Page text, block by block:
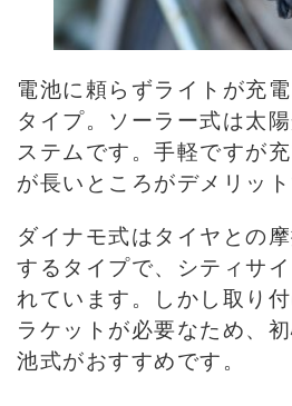
電池に頼らずライトが充
タイプ。ソーラー式は太
ステムです。手軽ですが
が長いところがデメリット
ダイナモ式はタイヤとの
するタイプで、シティサ
れています。しかし取り
ラケットが必要なため、
池式がおすすめです。